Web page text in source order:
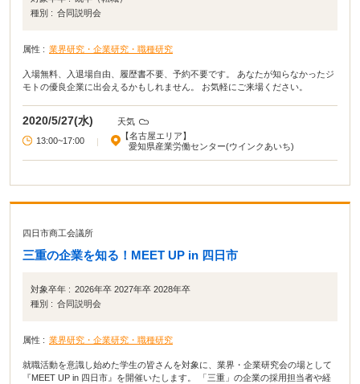
種別 : 合同説明会
属性 : 業界研究・企業研究・職種研究
入場無料、入退場自由、履歴書不要、予約不要です。 あなたが知らなかったジ
モトの優良企業に出会えるかもしれません。 お気軽にご来場ください。
2020/5/27(水)
天気
13:00~17:00
|
【名古屋エリア】
愛知県産業労働センター(ウインクあいち)
四日市商工会議所
三重の企業を知る！MEET UP in 四日市
対象卒年 : 2026年卒 2027年卒 2028年卒
種別 : 合同説明会
属性 : 業界研究・企業研究・職種研究
就職活動を意識し始めた学生の皆さんを対象に、業界・企業研究会の場として
『MEET UP in 四日市』を開催いたします。 「三重」の企業の採用担当者や経